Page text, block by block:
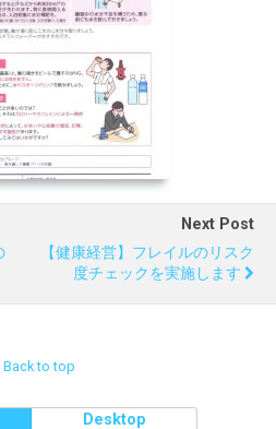
Next Post
【健康経営】フレイルのリスク
度チェックを実施します
Back to top
Desktop